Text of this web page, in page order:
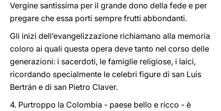
Vergine santissima per il grande dono della fede e per
pregare che essa porti sempre frutti abbondanti.
Gli inizi dell’evangelizzazione richiamano alla memoria
coloro ai quali questa opera deve tanto nel corso delle
generazioni: i sacerdoti, le famiglie religiose, i laici,
ricordando specialmente le celebri figure di san Luis
Bertrán e di san Pietro Claver.
4. Purtroppo la Colombia - paese bello e ricco - è